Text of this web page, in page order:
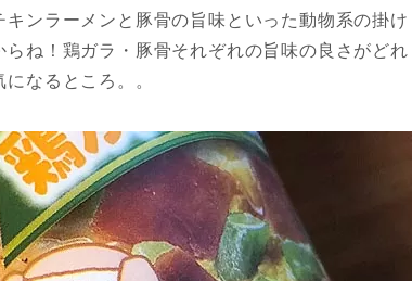
ンラーメンと豚骨の旨味といった動物系の掛け
ね！鶏ガラ・豚骨それぞれの旨味の良さがどれ
なるところ。。